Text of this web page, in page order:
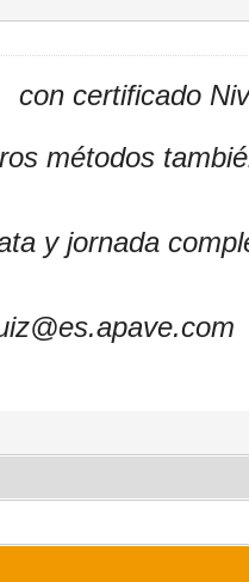
certificado
métodos
y jornada